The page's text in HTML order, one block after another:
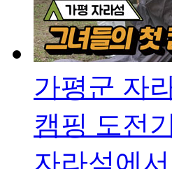
가평군 자
캠핑 도전
자라섬에